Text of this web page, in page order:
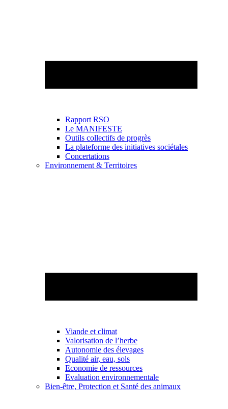
Rapport RSO
Le MANIFESTE
Outils collectifs de progrès
La plateforme des initiatives sociétales
Concertations
Environnement & Territoires
Viande et climat
Valorisation de l’herbe
Autonomie des élevages
Qualité air, eau, sols
Economie de ressources
Evaluation environnementale
Bien-être, Protection et Santé des animaux